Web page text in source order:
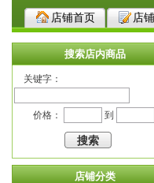
店铺首页 店
搜索店内商品
关键字：
价格： 到
店铺分类